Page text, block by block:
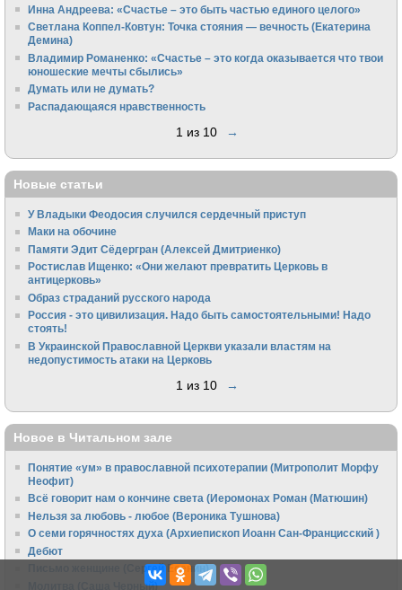
Инна Андреева: «Счастье – это быть частью единого целого»
Светлана Коппел-Ковтун: Точка стояния — вечность (Екатерина
Демина)
Владимир Романенко: «Счастье – это когда оказывается что твои
юношеские мечты сбылись»
Думать или не думать?
Распадающаяся нравственность
1 из 10 →
Новые статьи
У Владыки Феодосия случился сердечный приступ
Маки на обочине
Памяти Эдит Сёдергран (Алексей Дмитриенко)
Ростислав Ищенко: «Они желают превратить Церковь в
антицерковь»
Образ страданий русского народа
Россия - это цивилизация. Надо быть самостоятельными! Надо
стоять!
В Украинской Православной Церкви указали властям на
недопустимость атаки на Церковь
1 из 10 →
Новое в Читальном зале
Понятие «ум» в православной психотерапии (Митрополит Морфу
Неофит)
Всё говорит нам о кончине света (Иеромонах Роман (Матюшин)
Нельзя за любовь - любое (Вероника Тушнова)
О семи горячностях духа (Архиепископ Иоанн Сан-Францисский )
Дебют
Письмо женщине (Сергей Есенин)
Молитва (Саша Черный)